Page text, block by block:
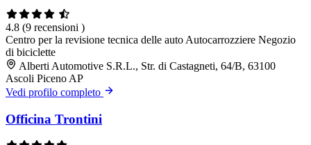
4.8 (9 recensioni )
Centro per la revisione tecnica delle auto Autocarrozziere Negozio
di biciclette
Alberti Automotive S.R.L., Str. di Castagneti, 64/B, 63100
Ascoli Piceno AP
Vedi profilo completo
Officina Trontini